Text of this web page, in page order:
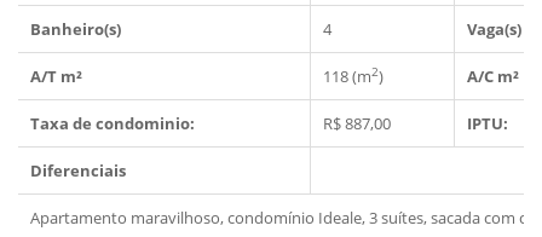
Banheiro(s) 4 Vaga(s)
A/T m² 118 (m2) A/C m²
Taxa de condominio: R$ 887,00 IPTU:
Diferenciais
Apartamento maravilhoso, condomínio Ideale, 3 suítes, sacada com